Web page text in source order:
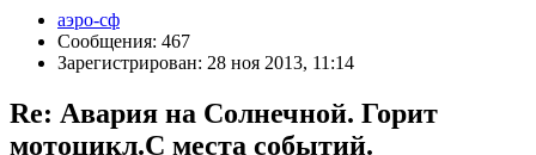
аэро-сф
Сообщения: 467
Зарегистрирован: 28 ноя 2013, 11:14
Re: Авария на Солнечной. Горит
мотоцикл.С места событий.